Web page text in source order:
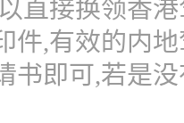
直接换领香
件,有效的内
书即可,若是